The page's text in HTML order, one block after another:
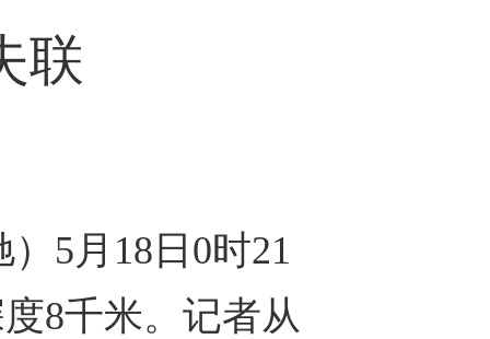
联
5月18日0时21
8千米。记者从